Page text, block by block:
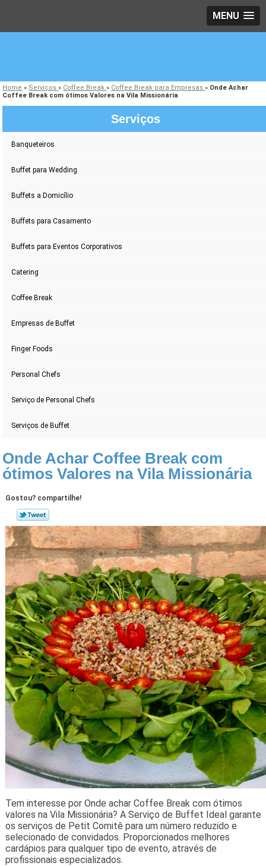
MENU
Home » Serviços» Coffee Break» Coffee Break para Empresas» Onde Achar
Coffee Break com ótimos Valores na Vila Missionária
Serviços
Banqueteiros
Buffet para Wedding
Buffets a Domicílio
Buffets para Casamento
Buffets para Eventos Corporativos
Catering
Coffee Break
Empresas de Buffet
Finger Foods
Personal Chefs
Serviço de Personal Chefs
Serviços de Buffet
Onde Achar Coffee Break com
ótimos Valores na Vila Missionária
Gostou? compartilhe!
Tem interesse por Onde achar Coffee Break com ótimos
valores na Vila Missionária? A Serviço de Buffet Ideal garante
os serviços de Petit Comitê para um número reduzido e
selecionado de convidados. Proporcionados melhores
cardápios para qualquer tipo de evento, através de
profissionais especializados.